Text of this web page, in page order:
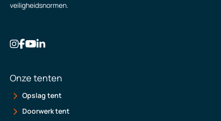
veiligheidsnormen.
Onze tenten
Opslag tent
Doorwerk tent